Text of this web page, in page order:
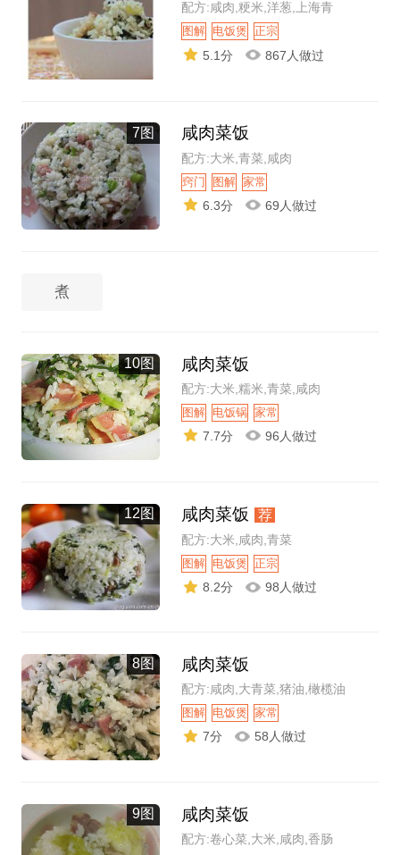
配方:咸肉,粳米,洋葱,上海青
图解 电饭煲 正宗
5.1分 867人做过
7图 咸肉菜饭
配方:大米,青菜,咸肉
窍门 图解 家常
6.3分 69人做过
煮
10图 咸肉菜饭
配方:大米,糯米,青菜,咸肉
图解 电饭锅 家常
7.7分 96人做过
12图 咸肉菜饭 荐
配方:大米,咸肉,青菜
图解 电饭煲 正宗
8.2分 98人做过
8图 咸肉菜饭
配方:咸肉,大青菜,猪油,橄榄油
图解 电饭煲 家常
7分 58人做过
9图 咸肉菜饭
配方:卷心菜,大米,咸肉,香肠